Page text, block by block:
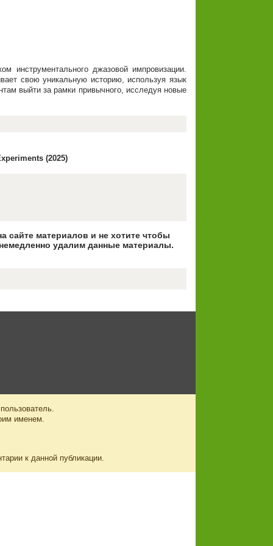
инструментального джазовой импровизации.
свою уникальную историю, используя язык
выйти за рамки привычного, исследуя новые
(2025)
сайте материалов и не хотите чтобы
удалим данные материалы.
именем.
к данной публикации.